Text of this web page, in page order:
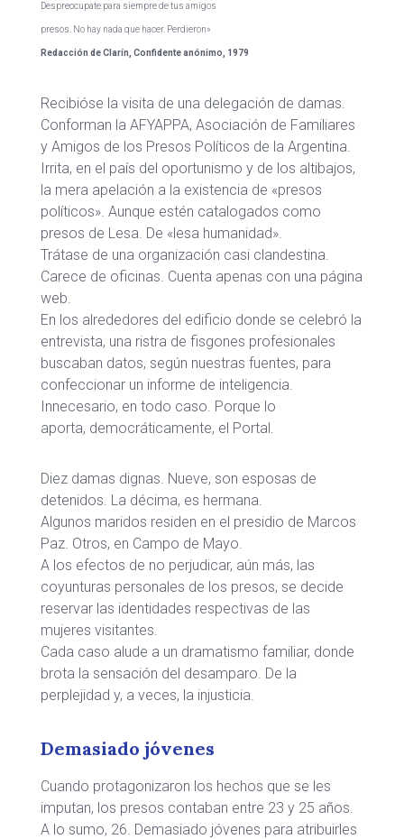
Despreocupate para siempre de tus amigos
presos. No hay nada que hacer. Perdieron»
Redacción de Clarín, Confidente anónimo, 1979
Recibióse la visita de una delegación de damas.
Conforman la AFYAPPA, Asociación de Familiares
y Amigos de los Presos Políticos de la Argentina.
Irrita, en el país del oportunismo y de los altibajos,
la mera apelación a la existencia de «presos
políticos». Aunque estén catalogados como
presos de Lesa. De «lesa humanidad».
Trátase de una organización casi clandestina.
Carece de oficinas. Cuenta apenas con una página
web.
En los alrededores del edificio donde se celebró la
entrevista, una ristra de fisgones profesionales
buscaban datos, según nuestras fuentes, para
confeccionar un informe de inteligencia.
Innecesario, en todo caso. Porque lo
aporta, democráticamente, el Portal.
Diez damas dignas. Nueve, son esposas de
detenidos. La décima, es hermana.
Algunos maridos residen en el presidio de Marcos
Paz. Otros, en Campo de Mayo.
A los efectos de no perjudicar, aún más, las
coyunturas personales de los presos, se decide
reservar las identidades respectivas de las
mujeres visitantes.
Cada caso alude a un dramatismo familiar, donde
brota la sensación del desamparo. De la
perplejidad y, a veces, la injusticia.
Demasiado jóvenes
Cuando protagonizaron los hechos que se les
imputan, los presos contaban entre 23 y 25 años.
A lo sumo, 26. Demasiado jóvenes para atribuirles